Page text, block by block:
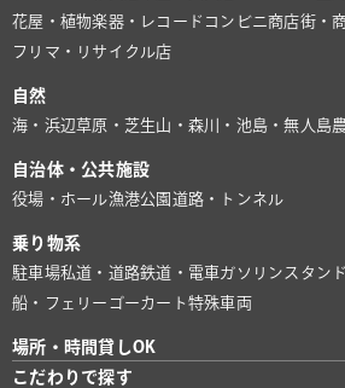
花屋・植物楽器・レコード コンビニ商店街・
フリマ・リサイクル店
自然
海・浜辺草原・芝生山・森川・池島・無人島
自治体・公共施設
役場・ホール漁港公園 道路・トンネル
乗り物系
駐車場私道・道路鉄道・電車ガソリンスタンド
船・フェリー ゴーカート特殊車両
場所・時間貸しOK
こだわりで探す